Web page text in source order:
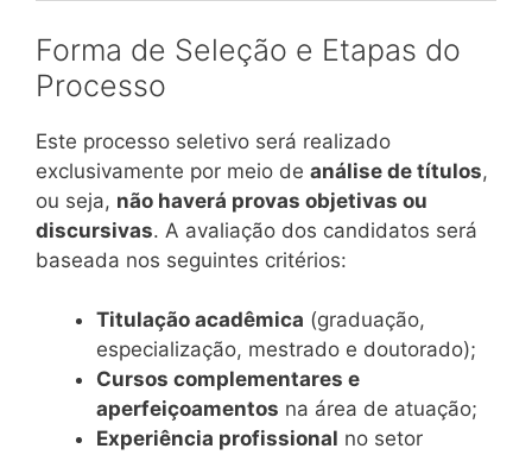
Forma de Seleção e Etapas do
Processo
Este processo seletivo será realizado
exclusivamente por meio de análise de títulos,
ou seja, não haverá provas objetivas ou
discursivas. A avaliação dos candidatos será
baseada nos seguintes critérios:
Titulação acadêmica (graduação,
especialização, mestrado e doutorado);
Cursos complementares e
aperfeiçoamentos na área de atuação;
Experiência profissional no setor